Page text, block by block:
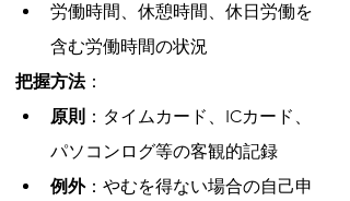
労働時間、休憩時間、休日労働を
含む労働時間の状況
把握方法：
原則 ：タイムカード、ICカード、
パソコンログ等の客観的記録
例外：やむを得ない場合の自己申